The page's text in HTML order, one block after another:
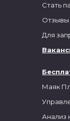
Маяк
Анализ
Стать
Для